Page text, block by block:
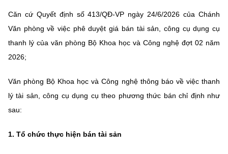
Tiêu chuẩn, đo lường, chất lượng
Năng lượng nguyên tử
Voice
Nhiệm vụ trọng tâm
Căn cứ Quyết định số 413/QĐ-VP ngày 24/6/2026 của Chánh
Văn phòng về việc phê duyệt giá bán tài sản, công cụ dụng cụ
thanh lý của văn phòng Bộ Khoa học và Công nghệ đợt 02 năm
2026;
Văn phòng Bộ Khoa học và Công nghệ thông báo về việc thanh
lý tài sản, công cụ dụng cụ theo phương thức bán chỉ định như
sau:
1. Tổ chức thực hiện bán tài sản